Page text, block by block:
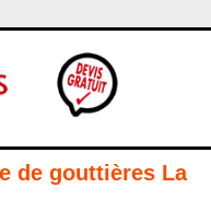
de gouttières La